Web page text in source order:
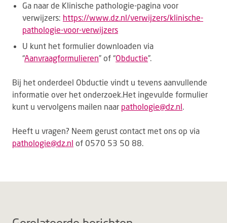
Ga naar de Klinische pathologie-pagina voor
verwijzers: https://www.dz.nl/verwijzers/klinische-
pathologie-voor-verwijzers
U kunt het formulier downloaden via
“Aanvraagformulieren” of “Obductie”.
Bij het onderdeel Obductie vindt u tevens aanvullende
informatie over het onderzoek.Het ingevulde formulier
kunt u vervolgens mailen naar pathologie@dz.nl.
Heeft u vragen? Neem gerust contact met ons op via
pathologie@dz.nl of 0570 53 50 88.